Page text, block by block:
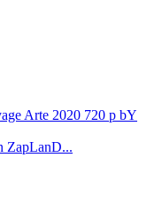
Arte 2020 720 p bY
ZapLanD...